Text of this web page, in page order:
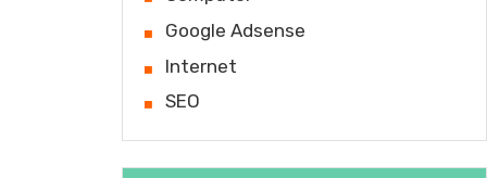
Google Adsense
Internet
SEO